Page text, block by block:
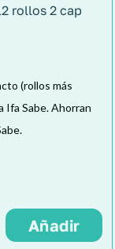
rollos 2 cap
(rollos más
Ifa Sabe. Ahorran